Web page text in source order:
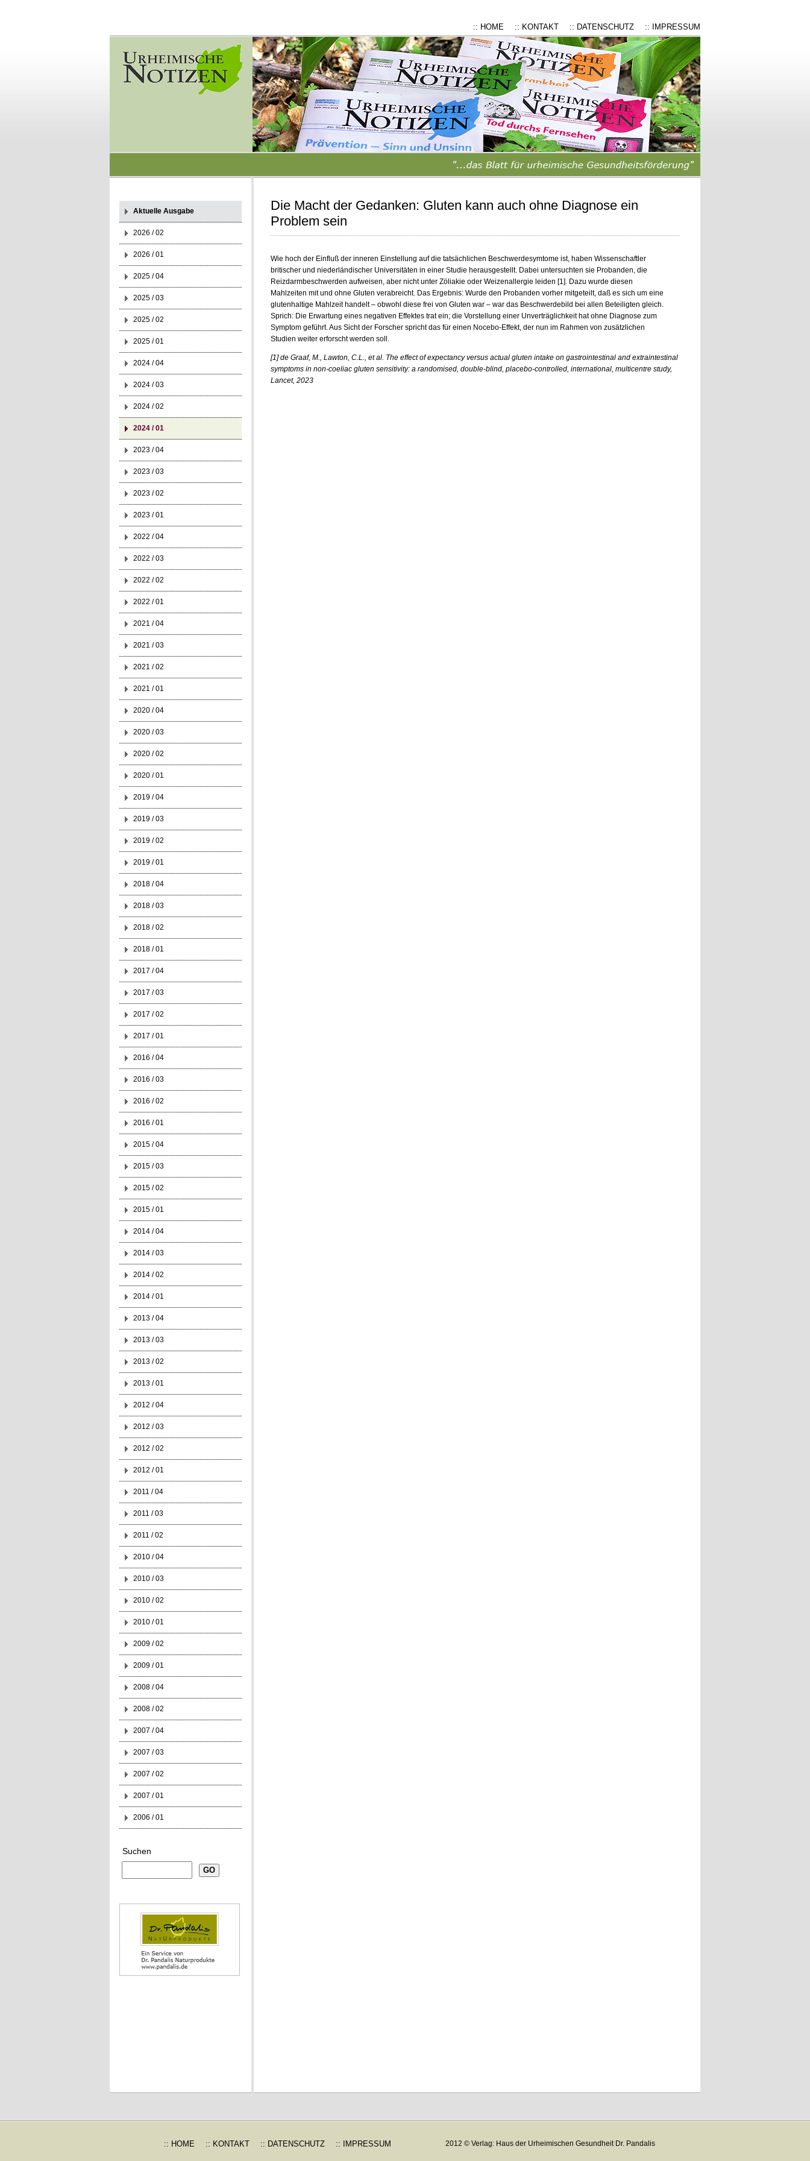
:: HOME :: KONTAKT :: DATENSCHUTZ :: IMPRESSUM
Die Macht der Gedanken: Gluten kann auch ohne Diagnose ein
Problem sein
Wie hoch der Einfluß der inneren Einstellung auf die tatsächlichen Beschwerdesymtome ist, haben Wissenschaftler
britischer und niederländischer Universitäten in einer Studie herausgestellt. Dabei untersuchten sie Probanden, die
Reizdarmbeschwerden aufweisen, aber nicht unter Zöliakie oder Weizenallergie leiden [1]. Dazu wurde diesen
Mahlzeiten mit und ohne Gluten verabreicht. Das Ergebnis: Wurde den Probanden vorher mitgeteilt, daß es sich um eine
glutenhaltige Mahlzeit handelt – obwohl diese frei von Gluten war – war das Beschwerdebild bei allen Beteiligten gleich.
Sprich: Die Erwartung eines negativen Effektes trat ein; die Vorstellung einer Unverträglichkeit hat ohne Diagnose zum
Symptom geführt. Aus Sicht der Forscher spricht das für einen Nocebo-Effekt, der nun im Rahmen von zusätzlichen
Studien weiter erforscht werden soll.
[1] de Graaf, M., Lawton, C.L., et al. The effect of expectancy versus actual gluten intake on gastrointestinal and extraintestinal
symptoms in non-coeliac gluten sensitivity: a randomised, double-blind, placebo-controlled, international, multicentre study,
Lancet, 2023
Aktuelle Ausgabe
2026 / 02
2026 / 01
2025 / 04
2025 / 03
2025 / 02
2025 / 01
2024 / 04
2024 / 03
2024 / 02
2024 / 01
2023 / 04
2023 / 03
2023 / 02
2023 / 01
2022 / 04
2022 / 03
2022 / 02
2022 / 01
2021 / 04
2021 / 03
2021 / 02
2021 / 01
2020 / 04
2020 / 03
2020 / 02
2020 / 01
2019 / 04
2019 / 03
2019 / 02
2019 / 01
2018 / 04
2018 / 03
2018 / 02
2018 / 01
2017 / 04
2017 / 03
2017 / 02
2017 / 01
2016 / 04
2016 / 03
2016 / 02
2016 / 01
2015 / 04
2015 / 03
2015 / 02
2015 / 01
2014 / 04
2014 / 03
2014 / 02
2014 / 01
2013 / 04
2013 / 03
2013 / 02
2013 / 01
2012 / 04
2012 / 03
2012 / 02
2012 / 01
2011 / 04
2011 / 03
2011 / 02
2010 / 04
2010 / 03
2010 / 02
2010 / 01
2009 / 02
2009 / 01
2008 / 04
2008 / 02
2007 / 04
2007 / 03
2007 / 02
2007 / 01
2006 / 01
Suchen
:: HOME :: KONTAKT :: DATENSCHUTZ :: IMPRESSUM 2012 © Verlag: Haus der Urheimischen Gesundheit Dr. Pandalis